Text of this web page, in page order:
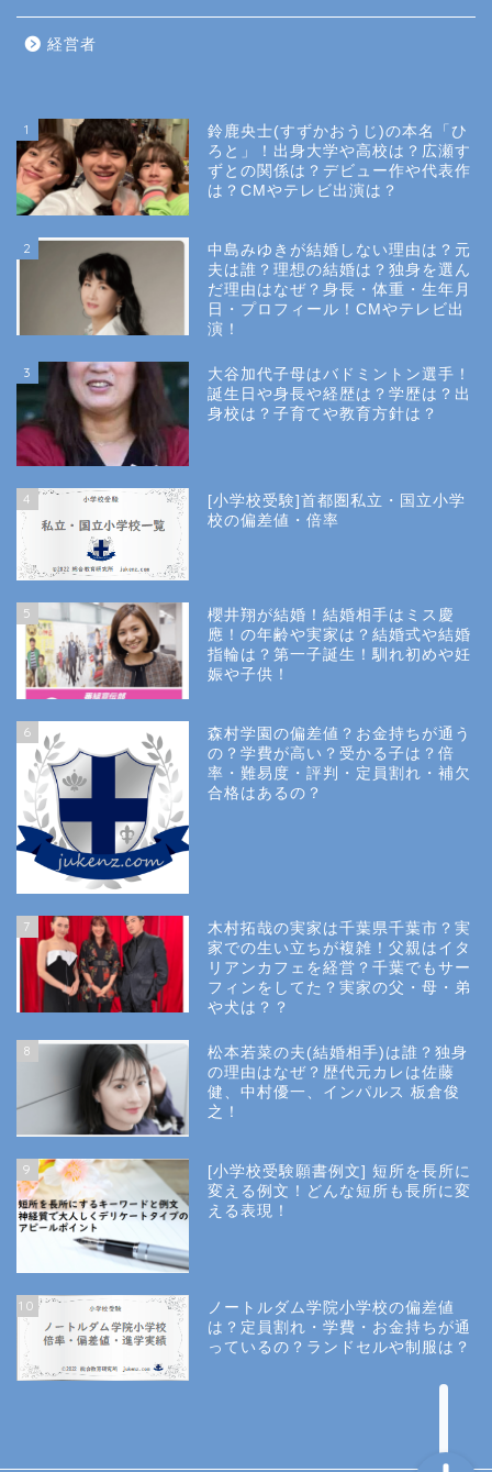
経営者
1
鈴鹿央士(すずかおうじ)の本名「ひ
ろと」！出身大学や高校は？広瀬す
ずとの関係は？デビュー作や代表作
は？CMやテレビ出演は？
2
中島みゆきが結婚しない理由は？元
夫は誰？理想の結婚は？独身を選ん
だ理由はなぜ？身長・体重・生年月
日・プロフィール！CMやテレビ出
演！
3
大谷加代子母はバドミントン選手！
誕生日や身長や経歴は？学歴は？出
身校は？子育てや教育方針は？
4
[小学校受験]首都圏私立・国立小学
校の偏差値・倍率
5
櫻井翔が結婚！結婚相手はミス慶
應！の年齢や実家は？結婚式や結婚
指輪は？第一子誕生！馴れ初めや妊
娠や子供！
6
森村学園の偏差値？お金持ちが通う
の？学費が高い？受かる子は？倍
率・難易度・評判・定員割れ・補欠
合格はあるの？
7
木村拓哉の実家は千葉県千葉市？実
家での生い立ちが複雑！父親はイタ
リアンカフェを経営？千葉でもサー
フィンをしてた？実家の父・母・弟
や犬は？？
8
松本若菜の夫(結婚相手)は誰？独身
の理由はなぜ？歴代元カレは佐藤
健、中村優一、インパルス 板倉俊
之！
9
[小学校受験願書例文] 短所を長所に
変える例文！どんな短所も長所に変
える表現！
10
ノートルダム学院小学校の偏差値
は？定員割れ・学費・お金持ちが通
っているの？ランドセルや制服は？
Privacy Policy
小学校受験
所長コラム
説明会や面接の服装